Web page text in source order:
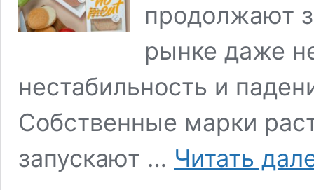
продолжают
рынке даже
нестабильность и
Собственные марки
запускают … Читать